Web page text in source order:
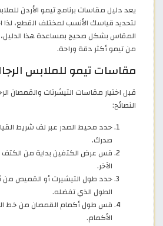
يعد دليل مقاسات برنامج تيمو الأردن
لتحديد قياسك الأنسب لمختلف القطع، لذا
المقاس بشكل صحيح بمساعدة هذا
من تيمو أكثر دقة وراحة.
مقاسات تيمو للملابس
قبل اختيار مقاسات التيشرتات والقمصان
النصائح:
حدد محيط الصدر عبر لف شريط
صدرك.
قس عرض الكتفين بداية من الكتف
الآخر.
حدد طول التيشيرت أو القميص
الطول الذي تفضله.
قس طول أكمام القمصان من خط
الأكمام.